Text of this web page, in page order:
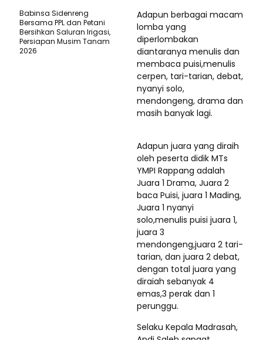
Adapun berbagai macam
lomba yang
diperlombakan
diantaranya menulis dan
membaca puisi,menulis
cerpen, tari-tarian, debat,
nyanyi solo,
mendongeng, drama dan
masih banyak lagi.
Adapun juara yang diraih
oleh peserta didik MTs
YMPI Rappang adalah
Juara 1 Drama, Juara 2
baca Puisi, juara 1 Mading,
Juara 1 nyanyi
solo,menulis puisi juara 1,
juara 3
mendongeng,juara 2 tari-
tarian, dan juara 2 debat,
dengan total juara yang
diraiah sebanyak 4
emas,3 perak dan 1
perunggu.
Selaku Kepala Madrasah,
Babinsa Sidenreng
Bersama PPL dan Petani
Bersihkan Saluran Irigasi,
Persiapan Musim Tanam
2026